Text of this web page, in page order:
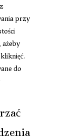
przy
ażeby
do